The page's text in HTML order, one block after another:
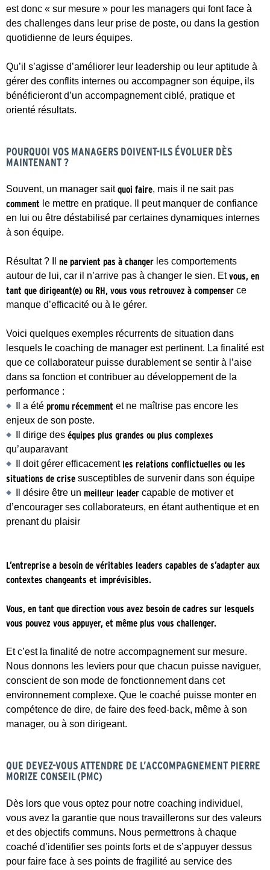
est donc « sur mesure » pour les managers qui font face à
des challenges dans leur prise de poste, ou dans la gestion
quotidienne de leurs équipes.
Qu’il s’agisse d’améliorer leur leadership ou leur aptitude à
gérer des conflits internes ou accompagner son équipe, ils
bénéficieront d’un accompagnement ciblé, pratique et
orienté résultats.
POURQUOI VOS MANAGERS DOIVENT-ILS ÉVOLUER DÈS
MAINTENANT ?
Souvent, un manager saitquoi faire, mais il ne sait pas
comment le mettre en pratique. Il peut manquer de confiance
en lui ou être déstabilisé par certaines dynamiques internes
à son équipe.
Résultat ? Il ne parvient pas à changer les comportements
autour de lui, car il n’arrive pas à changer le sien. Etvous, en
tant que dirigeant(e) ou RH, vous vous retrouvez à compenser ce
manque d’efficacité ou à le gérer.
Voici quelques exemples récurrents de situation dans
lesquels le coaching de manager est pertinent. La finalité est
que ce collaborateur puisse durablement se sentir à l’aise
dans sa fonction et contribuer au développement de la
performance :
Il a été promu récemment et ne maîtrise pas encore les
enjeux de son poste.
Il dirige des équipes plus grandes ou plus complexes
qu’auparavant
Il doit gérer efficacement les relations conflictuelles ou les
situations de crise susceptibles de survenir dans son équipe
Il désire être un meilleur leader capable de motiver et
d’encourager ses collaborateurs, en étant authentique et en
prenant du plaisir
L’entreprise a besoin de véritables leaders capables de s’adapter aux
contextes changeants et imprévisibles.
Vous, en tant que direction vous avez besoin de cadres sur lesquels
vous pouvez vous appuyer, et même plus vous challenger.
Et c’est la finalité de notre accompagnement sur mesure.
Nous donnons les leviers pour que chacun puisse naviguer,
conscient de son mode de fonctionnement dans cet
environnement complexe. Que le coaché puisse monter en
compétence de dire, de faire des feed-back, même à son
manager, ou à son dirigeant.
QUE DEVEZ-VOUS ATTENDRE DE L’ACCOMPAGNEMENT PIERRE
MORIZE CONSEIL (PMC)
Dès lors que vous optez pour notre coaching individuel,
vous avez la garantie que nous travaillerons sur des valeurs
et des objectifs communs. Nous permettrons à chaque
coaché d’identifier ses points forts et de s’appuyer dessus
pour faire face à ses points de fragilité au service des